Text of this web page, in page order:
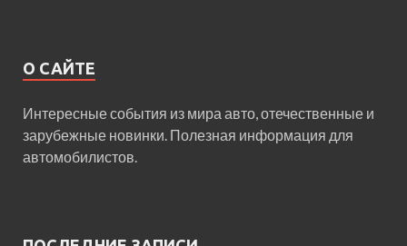
О САЙТЕ
Интересные события из мира авто, отечественные и
зарубежные новинки. Полезная информация для
автомобилистов.